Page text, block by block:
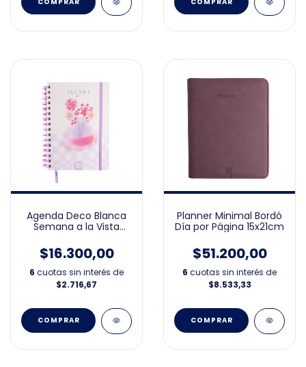
Agenda Deco Blanca
Semana a la Vista
$16.300,00
6 cuotas sin interés de
$2.716,67
Planner Minimal Bordó
Día por Página 15x21cm
$51.200,00
6 cuotas sin interés de
$8.533,33